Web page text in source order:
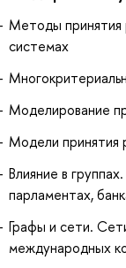
Методы принятия
системах
Моделирование
Модели принятия
Влияние в
парламентах,
Графы и сети.
международных